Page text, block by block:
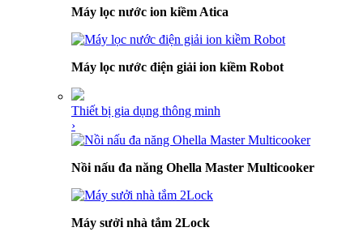
Máy lọc nước ion kiềm Atica
Máy lọc nước điện giải ion kiềm Robot
Thiết bị gia dụng thông minh
›
Nồi nấu đa năng Ohella Master Multicooker
Máy sưởi nhà tắm 2Lock